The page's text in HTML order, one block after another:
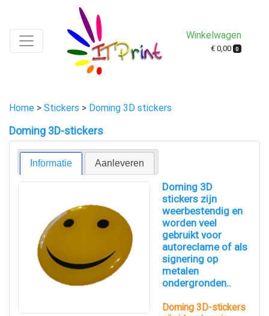
Winkelwagen
€ 0,00 0
Home > Stickers > Doming 3D stickers
Doming 3D-stickers
Informatie Aanleveren
Doming 3D
stickers zijn
weerbestendig en
worden veel
gebruikt voor
autoreclame of als
signering op
metalen
ondergronden..
Doming 3D-stickers